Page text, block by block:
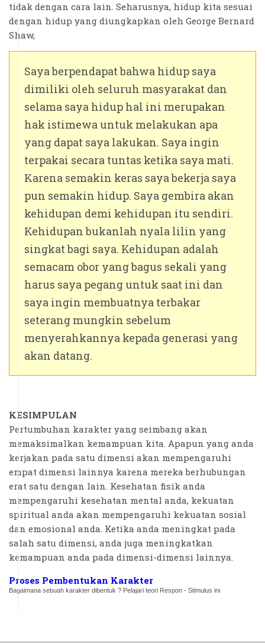
tidak dengan cara lain. Seharusnya, hidup kita sesuai
dengan hidup yang diungkapkan oleh George Bernard
Shaw,
Saya berpendapat bahwa hidup saya
dimiliki oleh seluruh masyarakat dan
selama saya hidup hal ini merupakan
hak istimewa untuk melakukan apa
yang dapat saya lakukan. Saya ingin
terpakai secara tuntas ketika saya mati.
Karena semakin keras saya bekerja saya
pun semakin hidup. Saya gembira akan
kehidupan demi kehidupan itu sendiri.
Kehidupan bukanlah nyala lilin yang
singkat bagi saya. Kehidupan adalah
semacam obor yang bagus sekali yang
harus saya pegang untuk saat ini dan
saya ingin membuatnya terbakar
seterang mungkin sebelum
menyerahkannya kepada generasi yang
akan datang.
KESIMPULAN
Pertumbuhan karakter yang seimbang akan
memaksimalkan kemampuan kita. Apapun yang anda
kerjakan pada satu dimensi akan mempengaruhi
empat dimensi lainnya karena mereka berhubungan
erat satu dengan lain. Kesehatan fisik anda
mempengaruhi kesehatan mental anda, kekuatan
spiritual anda akan mempengaruhi kekuatan sosial
dan emosional anda. Ketika anda meningkat pada
salah satu dimensi, anda juga meningkatkan
kemampuan anda pada dimensi-dimensi lainnya.
Proses Pembentukan Karakter
Bagaimana sebuah karakter dibentuk ? Pelajari teori Respon - Stimulus ini